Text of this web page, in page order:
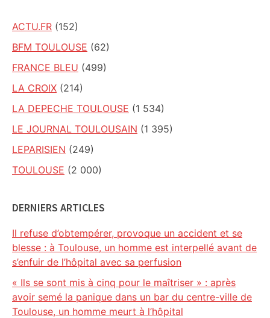
ACTU.FR (152)
BFM TOULOUSE (62)
FRANCE BLEU (499)
LA CROIX (214)
LA DEPECHE TOULOUSE (1 534)
LE JOURNAL TOULOUSAIN (1 395)
LEPARISIEN (249)
TOULOUSE (2 000)
DERNIERS ARTICLES
Il refuse d’obtempérer, provoque un accident et se
blesse : à Toulouse, un homme est interpellé avant de
s’enfuir de l’hôpital avec sa perfusion
« Ils se sont mis à cinq pour le maîtriser » : après
avoir semé la panique dans un bar du centre-ville de
Toulouse, un homme meurt à l’hôpital